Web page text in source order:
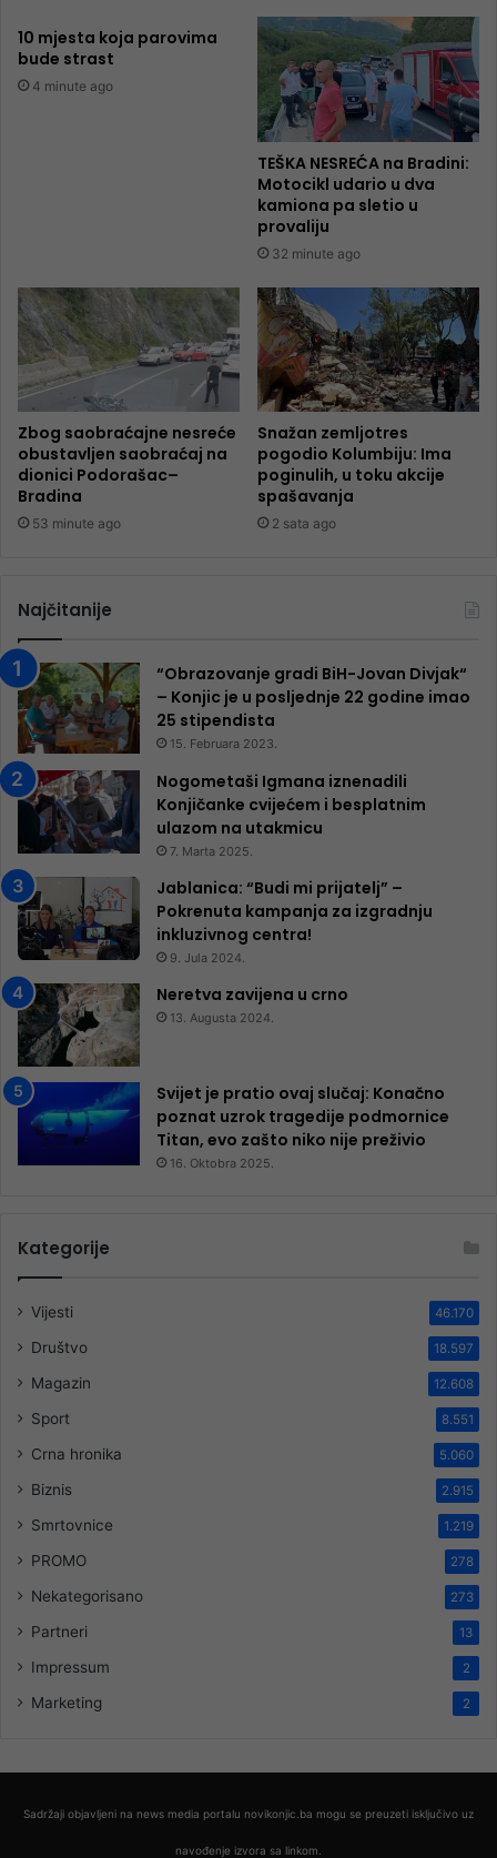
10 mjesta koja parovima
bude strast
4 minute ago
TEŠKA NESREĆA na Bradini:
Motocikl udario u dva
kamiona pa sletio u
provaliju
32 minute ago
Zbog saobraćajne nesreće
obustavljen saobraćaj na
dionici Podorašac–
Bradina
53 minute ago
Snažan zemljotres
pogodio Kolumbiju: Ima
poginulih, u toku akcije
spašavanja
2 sata ago
Najčitanije
“Obrazovanje gradi BiH-Jovan Divjak“
– Konjic je u posljednje 22 godine imao
25 ​​stipendista
15. Februara 2023.
Nogometaši Igmana iznenadili
Konjičanke cvijećem i besplatnim
ulazom na utakmicu
7. Marta 2025.
Jablanica: “Budi mi prijatelj” –
Pokrenuta kampanja za izgradnju
inkluzivnog centra!
9. Jula 2024.
Neretva zavijena u crno
13. Augusta 2024.
Svijet je pratio ovaj slučaj: Konačno
poznat uzrok tragedije podmornice
Titan, evo zašto niko nije preživio
16. Oktobra 2025.
Kategorije
Vijesti 46.170
Društvo 18.597
Magazin 12.608
Sport 8.551
Crna hronika 5.060
Biznis 2.915
Smrtovnice 1.219
PROMO 278
Nekategorisano 273
Partneri 13
Impressum 2
Marketing 2
Sadržaji objavljeni na news media portalu novikonjic.ba mogu se preuzeti isključivo uz
navođenje izvora sa linkom.